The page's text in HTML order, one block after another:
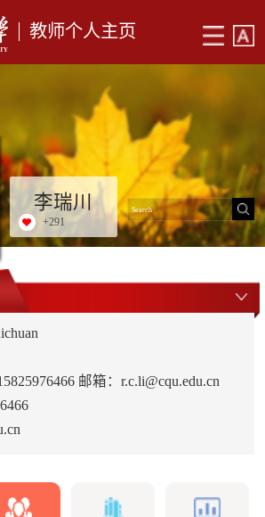
教师个人主页
李瑞川
+291
邮箱：r.c.li@cqu.edu.cn